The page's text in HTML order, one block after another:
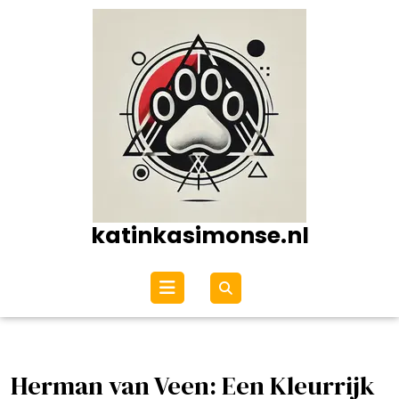
katinkasimonse.nl
Open
menu
Herman van Veen: Een Kleurrijk